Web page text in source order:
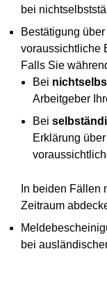
bei
Bestätigung
voraussichtliche
Falls Sie
Bei
Arbeitgeber
Bei
Erklärung
In beiden Fällen
Zeitraum
bei